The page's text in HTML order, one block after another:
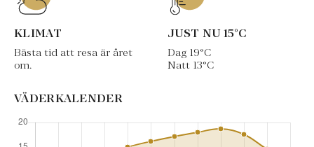
KLIMAT
Bästa tid att resa är året
om.
JUST NU 15°C
Dag 19°C
Natt 13°C
VÄDERKALENDER